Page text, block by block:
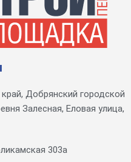
Добрянский городской
Залесная, Еловая улица,
303а